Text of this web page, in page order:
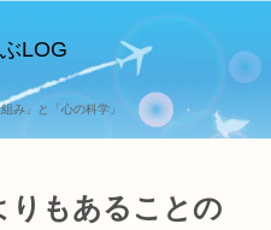
LOG
み」と「心の科学」
りもあることの